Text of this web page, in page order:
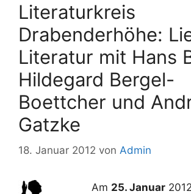
Literaturkreis
Drabenderhöhe:
Literatur mit Hans
Hildegard Bergel-
Boettcher und
Gatzke
18. Januar 2012 von Admin
Am 25. Januar